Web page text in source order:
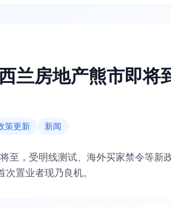
兰房地产熊市即将
策更新 新闻
至，受明线测试、海外买家禁令等新
置业者现乃良机。